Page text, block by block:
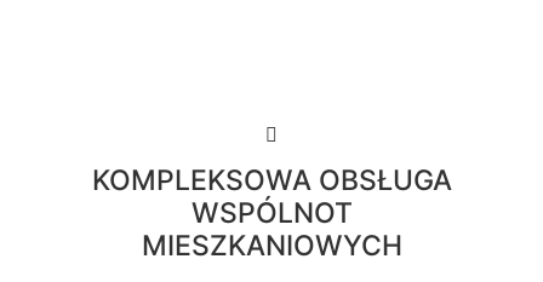
KOMPLEKSOWA OBSŁUGA
WSPÓLNOT
MIESZKANIOWYCH